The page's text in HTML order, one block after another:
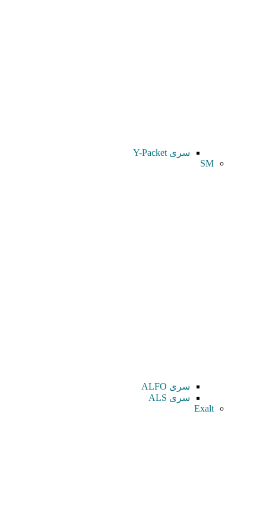
سری Y-Packet
SM
سری ALFO
سری ALS
Exalt